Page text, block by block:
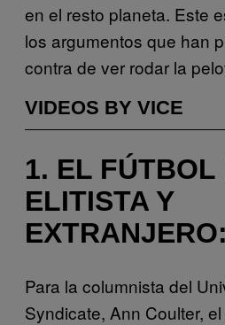
en el resto planeta. Este
los argumentos que han
contra de ver rodar la
VIDEOS BY VICE
1. EL FÚTBOL
ELITISTA Y
EXTRANJERO:
Para la columnista del
Syndicate, Ann Coulter,